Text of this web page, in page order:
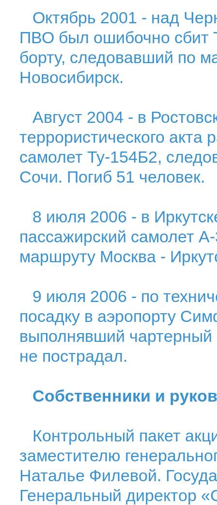
Октябрь 2001 - над
ПВО был ошибочно сбит
борту, следовавший по
Новосибирск.
Август 2004 - в
террористического акта
самолет Ту-154Б2,
Сочи. Погиб 51 человек.
8 июля 2006 - в
пассажирский самолет
маршруту Москва -
9 июля 2006 - по
посадку в аэропорту
выполнявший
не пострадал.
Собственники и
Контрольный пакет
заместителю
Наталье Филевой.
Генеральный директор